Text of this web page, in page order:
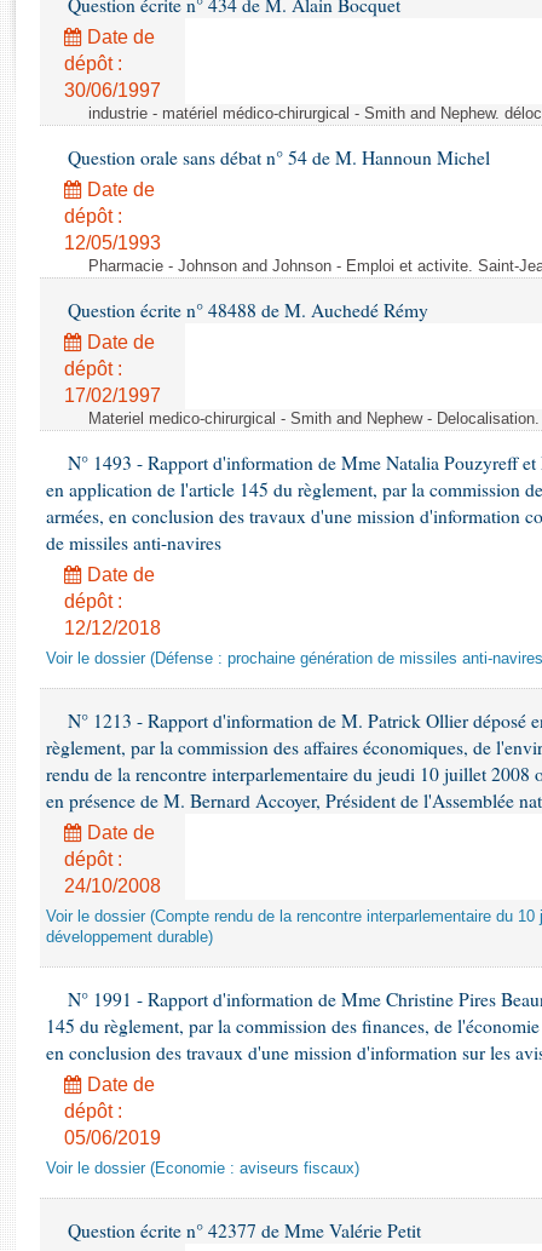
Rapports d'enquête
Rapports législatifs
Rapports sur l'application des lois
Baromètre de l’application des lois
Dossiers législatifs
Budget et sécurité sociale
Questions écrites et orales
Comptes rendus des débats
Question écrite n° 434 de M. Alain Bocquet
Date de
dépôt :
30/06/1997
industrie - matériel médico-chirurgical - Smith and Nephew.
Question orale sans débat n° 54 de M. Hannoun Michel
Date de
dépôt :
12/05/1993
Pharmacie - Johnson and Johnson - Emploi et activite. Saint-
Question écrite n° 48488 de M. Auchedé Rémy
Date de
dépôt :
17/02/1997
Materiel medico-chirurgical - Smith and Nephew -
N° 1493 - Rapport d'information de Mme Natalia Pouzyreff
en application de l'article 145 du règlement, par la commission
armées, en conclusion des travaux d'une mission d'information
de missiles anti-navires
Date de
dépôt :
12/12/2018
Voir le dossier (Défense : prochaine génération de missiles anti-
N° 1213 - Rapport d'information de M. Patrick Ollier déposé
règlement, par la commission des affaires économiques, de
rendu de la rencontre interparlementaire du jeudi 10 juillet 2008
en présence de M. Bernard Accoyer, Président de l'Assemblée
Date de
dépôt :
24/10/2008
Voir le dossier (Compte rendu de la rencontre interparlementaire du
développement durable)
N° 1991 - Rapport d'information de Mme Christine Pires
145 du règlement, par la commission des finances, de
en conclusion des travaux d'une mission d'information sur les
Date de
dépôt :
05/06/2019
Voir le dossier (Economie : aviseurs fiscaux)
Question écrite n° 42377 de Mme Valérie Petit